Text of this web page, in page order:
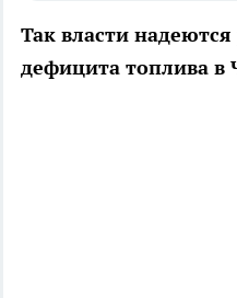
Так власти
дефицита топлива в